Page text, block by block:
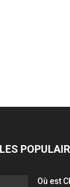
Où est